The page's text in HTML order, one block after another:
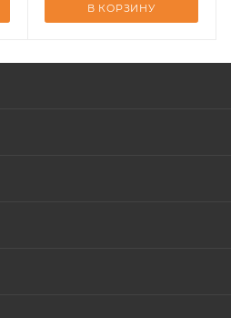
В КОРЗИНУ